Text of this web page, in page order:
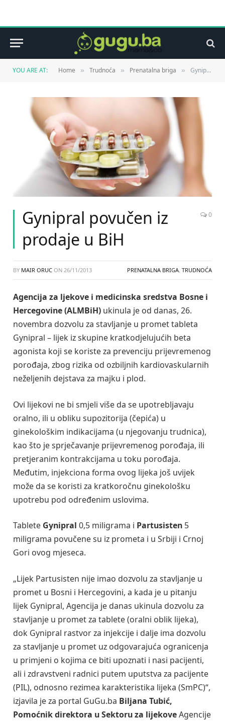
YOU ARE AT: Home » Trudnoća » Prenatalna briga » Gynipral povučen iz prodaje u BiH
Gynipral povučen iz
prodaje u BiH
0
BY MAIR ORUC ON 26/11/2013 PRENATALNA BRIGA, TRUDNOĆA
Agencija za ljekove i medicinska sredstva Bosne i
Hercegovine (ALMBiH) ukinula je od danas, 26.
novembra dozvolu za stavljanje u promet tableta
Gynipral – lijek iz skupine kratkodjelujućih beta
agonista koji se koriste za prevenciju prijevremenog
porođaja, zbog rizika od ozbiljnih kardiovaskularnih
neželjenih dejstava za majku i plod.
Ovi lijekovi ne bi smjeli više da se upotrebljavaju
oralno, ili u obliku supozitorija (čepića) u
ginekološkim indikacijama (u njegovanju trudnica),
kao što je sprječavanje prijevremenog porođaja, ili
pretjeranim kontrakcijama u toku porođaja.
Međutim, injekciona forma ovog lijeka još uvijek
može da se koristi za kratkoročnu ginekološku
upotrebu pod određenim uslovima.
Tablete Gynipral 0,5 miligrama i Partusisten 5
miligrama povučene su iz prometa i u Srbiji i Crnoj
Gori ovog mjeseca.
„Lijek Partusisten nije imao dozvolu za stavljanje u
promet u Bosni i Hercegovini, a kada je u pitanju
lijek Gynipral, Agencija je danas ukinula dozvolu za
stavljanje u promet za tablete (oralni oblik lijeka),
dok Gynipral rastvor za injekcije i dalje ima dozvolu
za stavljanje u promet uz odgovarajuća ogranicenja
u primjeni o kojima ce biti upoznati i nasi pacijenti,
ali i zdravstveni radnici putem uputstva za pacijente
(PIL), odnosno rezimea karakteristika lijeka (SmPC)“,
izjavila je za portal GuGu.ba Biljana Tubić,
Pomoćnik direktora u Sektoru za lijekoveAgencije